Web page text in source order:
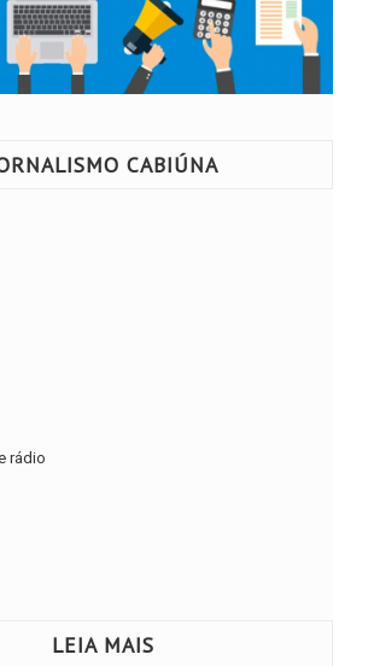
CABIÚNA
rádio
LEIA MAIS